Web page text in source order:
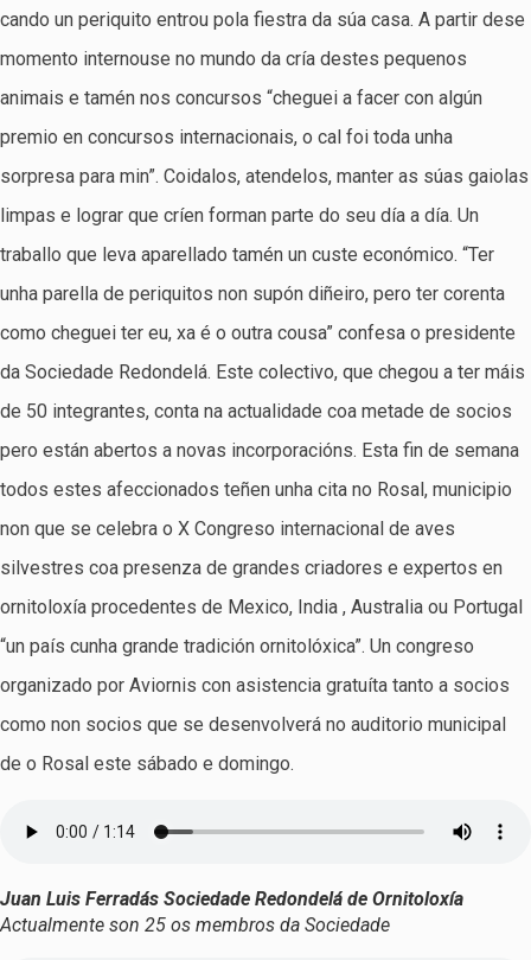
cando un periquito entrou pola fiestra da súa casa. A partir dese
momento internouse no mundo da cría destes pequenos
animais e tamén nos concursos “cheguei a facer con algún
premio en concursos internacionais, o cal foi toda unha
sorpresa para min”. Coidalos, atendelos, manter as súas gaiolas
limpas e lograr que críen forman parte do seu día a día. Un
traballo que leva aparellado tamén un custe económico. “Ter
unha parella de periquitos non supón diñeiro, pero ter corenta
como cheguei ter eu, xa é o outra cousa” confesa o presidente
da Sociedade Redondelá. Este colectivo, que chegou a ter máis
de 50 integrantes, conta na actualidade coa metade de socios
pero están abertos a novas incorporacións. Esta fin de semana
todos estes afeccionados teñen unha cita no Rosal, municipio
non que se celebra o X Congreso internacional de aves
silvestres coa presenza de grandes criadores e expertos en
ornitoloxía procedentes de Mexico, India , Australia ou Portugal
“un país cunha grande tradición ornitolóxica”. Un congreso
organizado por Aviornis con asistencia gratuíta tanto a socios
como non socios que se desenvolverá no auditorio municipal
de o Rosal este sábado e domingo.
Juan Luis Ferradás Sociedade Redondelá de Ornitoloxía
Actualmente son 25 os membros da Sociedade